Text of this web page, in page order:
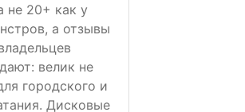
не 20+ как у
а отзывы
велик не
городского и
Дисковые